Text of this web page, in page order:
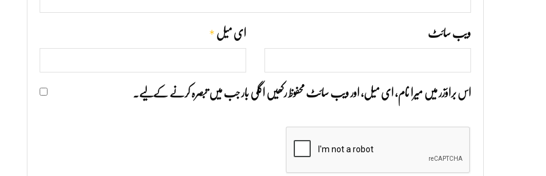
ای میل * ویب‌ سائٹ
اس براؤزر میں میرا نام، ای میل، اور ویب سائٹ محفوظ رکھیں اگلی بار جب میں تبصرہ کرنے کےلیے۔